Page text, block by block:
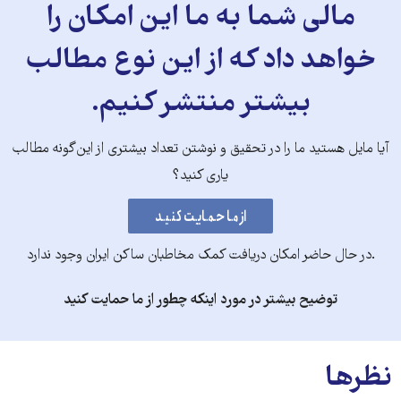
مالی شما به ما این امکان را
خواهد داد که از این نوع مطالب
بیشتر منتشر کنیم.
آیا مایل هستید ما را در تحقیق و نوشتن تعداد بیشتری از این‌گونه مطالب
یاری کنید؟
.در حال حاضر امکان دریافت کمک مخاطبان ساکن ایران وجود ندارد
توضیح بیشتر در مورد اینکه چطور از ما حمایت کنید
نظرها